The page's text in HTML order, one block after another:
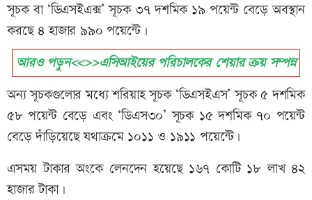
সূচক বা ‘ডিএসইএক্স’ সূচক ৩৭ দশমিক ১৯ পয়েন্ট বেড়ে অবস্থান
করছে ৪ হাজার ৯৯০ পয়েন্টে।
আরও পড়ুন<<>>এসিআইয়ের পরিচালকের শেয়ার ক্রয় সম্পন্ন
অন্য সূচকগুলোর মধ্যে শরিয়াহ সূচক ‘ডিএসইএস’ সূচক ৫ দশমিক
৫৮ পয়েন্ট বেড়ে এবং ‘ডিএস৩০’ সূচক ১৫ দশমিক ৭০ পয়েন্ট
বেড়ে দাঁড়িয়েছে যথাক্রমে ১০১১ ও ১৯১১ পয়েন্টে।
এসময় টাকার অংকে লেনদেন হয়েছে ১৬৭ কোটি ১৮ লাখ ৪২
হাজার টাকা।